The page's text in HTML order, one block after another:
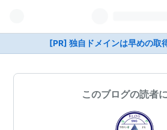
[PR] 独自ドメインは早めの取
このブログの読者